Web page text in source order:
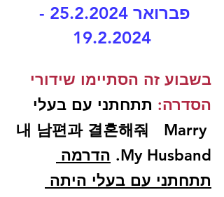
פברואר 25.2.2024 -
19.2.2024
בשבוע זה הסתיימו שידורי
הסדרה: תתחתני עם בעלי
내 남편과 결혼해줘   Marry
My Husband. הדרמה
תתחתני עם בעלי היתה